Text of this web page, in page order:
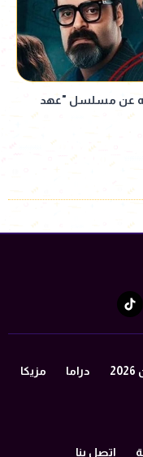
عن مسلسل "عهد
tiktok
دراما مزيكا
اتصل بنا